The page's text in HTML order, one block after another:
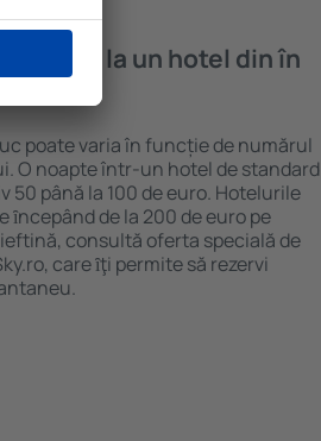
cazare la un hotel din în
poate varia în funcție de numărul
O noapte într-un hotel de standard
50 până la 100 de euro. Hotelurile
de la 200 de euro pe
consultă oferta specială de
care ȋţi permite să rezervi